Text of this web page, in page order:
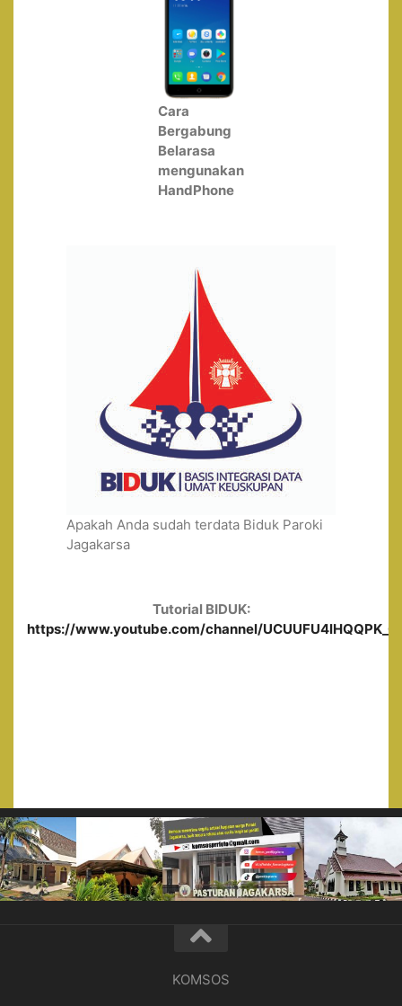
Cara
Bergabung
Belarasa
mengunakan
HandPhone
Apakah Anda sudah terdata Biduk Paroki
Jagakarsa
Tutorial BIDUK:
https://www.youtube.com/channel/
KOMSOS